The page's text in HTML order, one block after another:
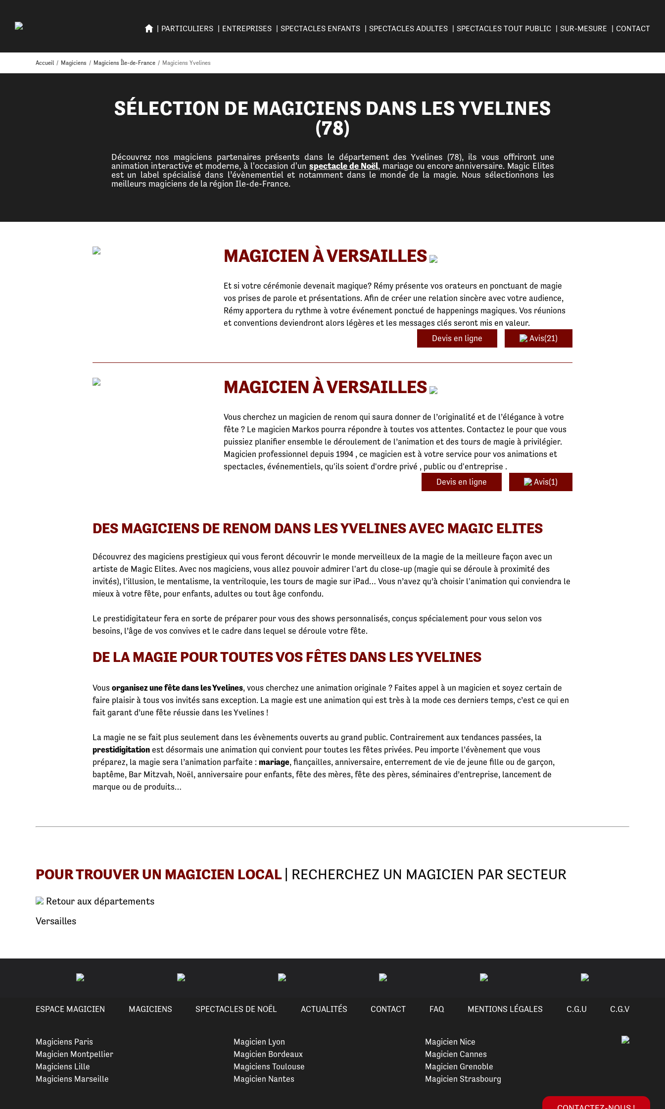
PARTICULIERS ENTREPRISES SPECTACLES ENFANTS SPECTACLES ADULTES SPECTACLES TOUT PUBLIC SUR-MESURE CONTACT
Accueil / Magiciens / Magiciens Île-de-France / Magiciens Yvelines
SÉLECTION DE MAGICIENS DANS LES YVELINES
(78)
Découvrez nos magiciens partenaires présents dans le département des Yvelines (78), ils vous offriront une
animation interactive et moderne, à l'occasion d'unspectacle de Noël, mariage ou encore anniversaire. Magic Elites
est un label spécialisé dans l’évènementiel et notamment dans le monde de la magie. Nous sélectionnons les
meilleurs magiciens de la région Ile-de-France.
MAGICIEN À VERSAILLES
Et si votre cérémonie devenait magique? Rémy présente vos orateurs en ponctuant de magie
vos prises de parole et présentations. Afin de créer une relation sincère avec votre audience,
Rémy apportera du rythme à votre événement ponctué de happenings magiques. Vos réunions
et conventions deviendront alors légères et les messages clés seront mis en valeur.
Devis en ligne
Avis(21)
MAGICIEN À VERSAILLES
Vous cherchez un magicien de renom qui saura donner de l’originalité et de l’élégance à votre
fête ? Le magicien Markos pourra répondre à toutes vos attentes. Contactez le pour que vous
puissiez planifier ensemble le déroulement de l’animation et des tours de magie à privilégier.
Magicien professionnel depuis 1994 , ce magicien est à votre service pour vos animations et
spectacles, événementiels, qu'ils soient d'ordre privé , public ou d'entreprise .
Devis en ligne
Avis(1)
DES MAGICIENS DE RENOM DANS LES YVELINES AVEC MAGIC ELITES
Découvrez des magiciens prestigieux qui vous feront découvrir le monde merveilleux de la magie de la meilleure façon avec un
artiste de Magic Elites. Avec nos magiciens, vous allez pouvoir admirer l'art du close-up (magie qui se déroule à proximité des
invités), l’illusion, le mentalisme, la ventriloquie, les tours de magie sur iPad… Vous n’avez qu’à choisir l'animation qui conviendra le
mieux à votre fête, pour enfants, adultes ou tout âge confondu.
Le prestidigitateur fera en sorte de préparer pour vous des shows personnalisés, conçus spécialement pour vous selon vos
besoins, l’âge de vos convives et le cadre dans lequel se déroule votre fête.
DE LA MAGIE POUR TOUTES VOS FÊTES DANS LES YVELINES
Vous organisez une fête dans les Yvelines, vous cherchez une animation originale ? Faites appel à un magicien et soyez certain de
faire plaisir à tous vos invités sans exception. La magie est une animation qui est très à la mode ces derniers temps, c’est ce qui en
fait garant d’une fête réussie dans les Yvelines !
La magie ne se fait plus seulement dans les évènements ouverts au grand public. Contrairement aux tendances passées, la
prestidigitation est désormais une animation qui convient pour toutes les fêtes privées. Peu importe l’évènement que vous
préparez, la magie sera l’animation parfaite : mariage, fiançailles, anniversaire, enterrement de vie de jeune fille ou de garçon,
baptême, Bar Mitzvah, Noël, anniversaire pour enfants, fête des mères, fête des pères, séminaires d’entreprise, lancement de
marque ou de produits…
POUR TROUVER UN MAGICIEN LOCAL | RECHERCHEZ UN MAGICIEN PAR SECTEUR
Retour aux départements
Versailles
ESPACE MAGICIEN MAGICIENS SPECTACLES DE NOËL ACTUALITÉS CONTACT FAQ MENTIONS LÉGALES C.G.U C.G.V
Magiciens Paris
Magicien Montpellier
Magiciens Lille
Magiciens Marseille
Magicien Lyon
Magicien Bordeaux
Magiciens Toulouse
Magicien Nantes
Magicien Nice
Magicien Cannes
Magicien Grenoble
Magicien Strasbourg